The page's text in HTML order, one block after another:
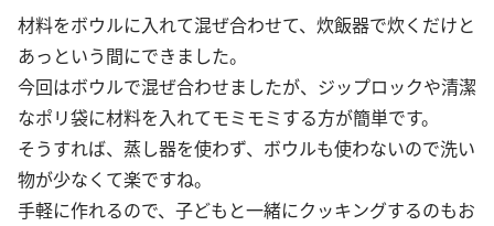
材料をボウルに入れて混ぜ合わせて、炊飯器で炊くだけと
あっという間にできました。
今回はボウルで混ぜ合わせましたが、ジップロックや清潔
なポリ袋に材料を入れてモミモミする方が簡単です。
そうすれば、蒸し器を使わず、ボウルも使わないので洗い
物が少なくて楽ですね。
手軽に作れるので、子どもと一緒にクッキングするのもお